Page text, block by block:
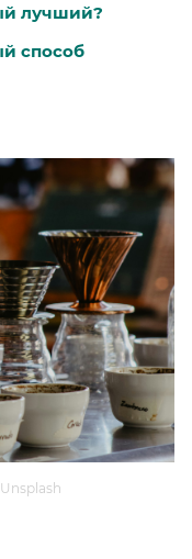
лучший?
способ
Unsplash